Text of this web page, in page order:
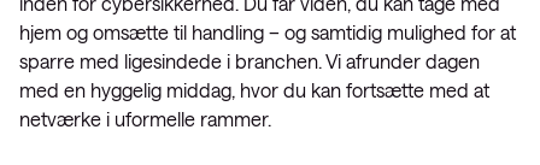
hjem og omsætte til handling – og samtidig mulighed for at
sparre med ligesindede i branchen. Vi afrunder dagen
med en hyggelig middag, hvor du kan fortsætte med at
netværke i uformelle rammer.